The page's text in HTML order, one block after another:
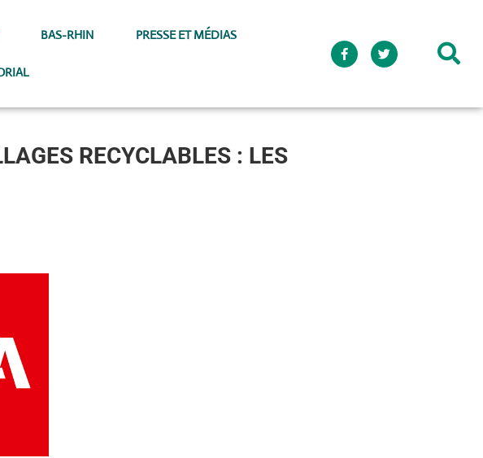
BAS-RHIN PRESSE ET MÉDIAS
RECYCLABLES : LES